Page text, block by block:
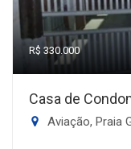
R$ 330.000
Casa de
Aviação, Praia